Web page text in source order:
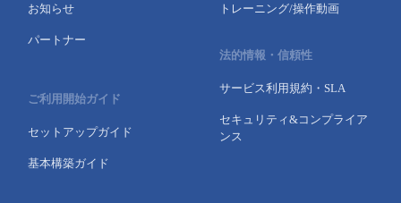
お知らせ
パートナー
ご利用開始ガイド
セットアップガイド
基本構築ガイド
トレーニング/操作動画
法的情報・信頼性
サービス利用規約・SLA
セキュリティ&コンプライア
ンス